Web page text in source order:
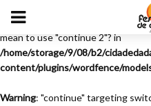
Warning
: "continue" targeting
mean to use "continue 2"? in
/home/storage/9/08/b2/
content/plugins/wordfence/
Warning: "continue" targeting